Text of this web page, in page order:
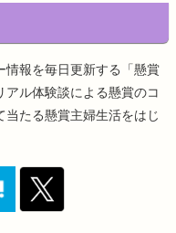
情報を毎日更新する「懸賞
ル体験談による懸賞のコ
たる懸賞主婦生活をはじ